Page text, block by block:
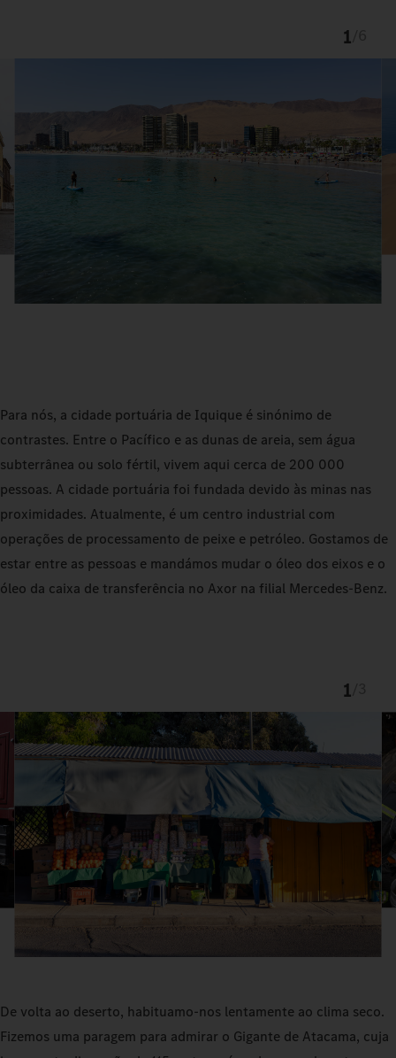
1
Para nós, a cidade portuária de Iquique é sinónimo de
contrastes. Entre o Pacífico e as dunas de areia, sem água
subterrânea ou solo fértil, vivem aqui cerca de 200 000
pessoas. A cidade portuária foi fundada devido às minas nas
proximidades. Atualmente, é um centro industrial com
operações de processamento de peixe e petróleo. Gostamos de
estar entre as pessoas e mandámos mudar o óleo dos eixos e o
óleo da caixa de transferência no Axor na filial Mercedes-Benz.
1
De volta ao deserto, habituamo-nos lentamente ao clima seco.
Fizemos uma paragem para admirar o Gigante de Atacama, cuja